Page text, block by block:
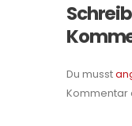
Du musst
Kommentar